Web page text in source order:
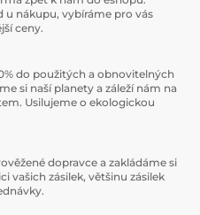
u nákupu, vybíráme pro vás
ceny.
do použitých a obnovitelných
si naší planety a záleží nám na
Usilujeme o ekologickou
dopravce a zakládáme si
vašich zásilek, většinu zásilek